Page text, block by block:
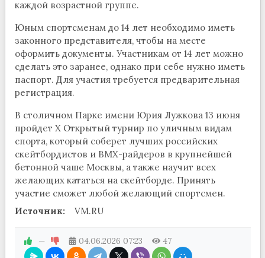
каждой возрастной группе.
Юным спортсменам до 14 лет необходимо иметь
законного представителя, чтобы на месте
оформить документы. Участникам от 14 лет можно
сделать это заранее, однако при себе нужно иметь
паспорт. Для участия требуется предварительная
регистрация.
В столичном Парке имени Юрия Лужкова 13 июня
пройдет Х Открытый турнир по уличным видам
спорта, который соберет лучших российских
скейтбордистов и ВМХ-райдеров в крупнейшей
бетонной чаше Москвы, а также научит всех
желающих кататься на скейтборде. Принять
участие сможет любой желающий спортсмен.
Источник:
VM.RU
— 04.06.2026 07:23 47